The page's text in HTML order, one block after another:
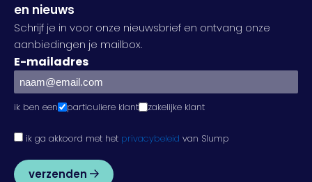
en nieuws
Schrijf je in voor onze nieuwsbrief en ontvang onze
aanbiedingen je mailbox.
E-mailadres
ik ben een particuliere klant zakelijke klant
ik ga akkoord met het privacybeleid van Slump
verzenden